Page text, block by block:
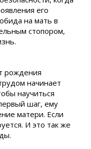
его
на мать в
стопором,
рождения
начинает
научиться
шаг, ему
матери. Если
И это так же